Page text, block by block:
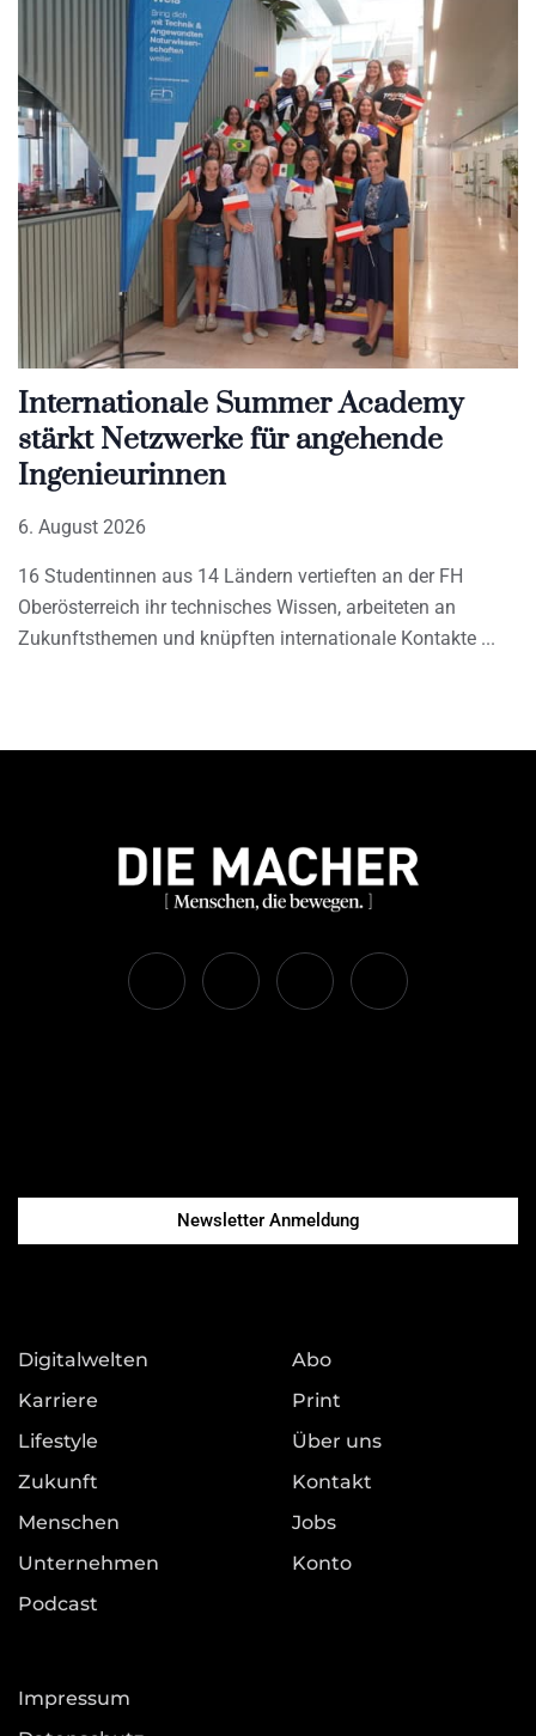
Internationale Summer Academy
stärkt Netzwerke für angehende
Ingenieurinnen
6. August 2026
16 Studentinnen aus 14 Ländern vertieften an der FH
Oberösterreich ihr technisches Wissen, arbeiteten an
Zukunftsthemen und knüpften internationale Kontakte
Newsletter Anmeldung
Digitalwelten
Karriere
Lifestyle
Zukunft
Menschen
Unternehmen
Podcast
Abo
Print
Über uns
Kontakt
Jobs
Konto
Impressum